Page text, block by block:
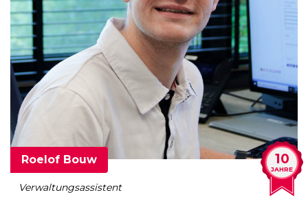
10
JAHRE
Roelof Bouw
Verwaltungsassistent